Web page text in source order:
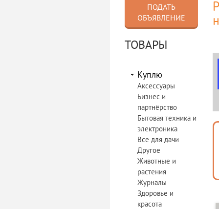
ПОДАТЬ
ОБЪЯВЛЕНИЕ
ТОВАРЫ
Куплю
Аксессуары
Бизнес и
партнёрство
Бытовая техника и
электроника
Все для дачи
Другое
Животные и
растения
Журналы
Здоровье и
красота